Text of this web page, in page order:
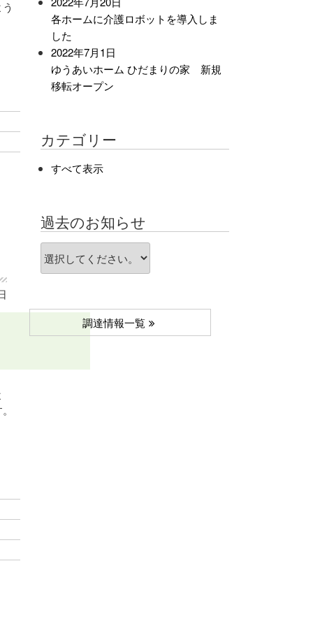
各ホームに介護ロボットを導入しま
した
2022年7月1日
ゆうあいホーム ひだまりの家 新規
移転オープン
カテゴリー
すべて表示
過去のお知らせ
調達情報一覧